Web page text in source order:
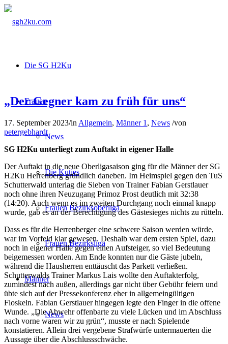
Die SG H2Ku
Frauen
News
Die Kuties
Frauen Bezirksoberliga
Frauen Bezirksliga
Männer
News
„Der Gegner kam zu früh für uns“
17. September 2023/in Allgemein, Männer 1 , News /von
petergebhardt
SG H2Ku unterliegt zum Auftakt in eigener Halle
Der Auftakt in die neue Oberligasaison ging für die Männer der SG
H2Ku Herrenberg gründlich daneben. Im Heimspiel gegen den TuS
Schutterwald unterlag die Sieben von Trainer Fabian Gerstlauer
noch ohne ihren Neuzugang Primoz Prost deutlich mit 32:38
(14:20). Auch wenn es im zweiten Durchgang noch einmal knapp
wurde, gab es an der Berechtigung des Gästesieges nichts zu rütteln.
Dass es für die Herrenberger eine schwere Saison werden würde,
war im Vorfeld klar gewesen. Deshalb war dem ersten Spiel, dazu
noch in eigener Halle gegen einen Aufsteiger, so viel Bedeutung
beigemessen worden. Am Ende konnten nur die Gäste jubeln,
während die Hausherren enttäuscht das Parkett verließen.
Schutterwalds Trainer Markus Lais wollte den Auftakterfolg,
zumindest nach außen, allerdings gar nicht über Gebühr feiern und
übte sich auf der Pressekonferenz eher in allgemeingültigen
Floskeln. Fabian Gerstlauer hingegen legte den Finger in die offene
Wunde. „Die Abwehr offenbarte zu viele Lücken und im Abschluss
nach vorne waren wir zu grün“, musste er nach Spielende
konstatieren. Allein drei vergebene Strafwürfe untermauerten die
Aussage über die Abschlussschwäche.